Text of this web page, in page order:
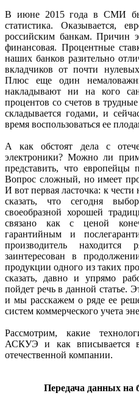
В июне 2015 года в СМИ
статистика. Оказывается,
российским банкам. Причин
финансовая. Процентные
наших банков разительно
вкладчиков от почти
Плюс еще один
накладывают ни на кого
процентов со счетов в
складывается годами, и
время воспользоваться ее
А как обстоят дела с
электроники? Можно ли
представить, что европейцы
Вопрос сложный, но имеет
И вот первая ласточка: к
сказать, что сегодня
своеобразной хорошей
связано как с ценой
гарантийным и
производитель
заинтересован в
продукции одного из таких
сказать, давно и упрямо
пойдет речь в данной статье.
и мы расскажем о ряде ее
систем коммерческого учета
Рассмотрим, какие
АСКУЭ и как вписывается
отечественной компании.
Передача данных на